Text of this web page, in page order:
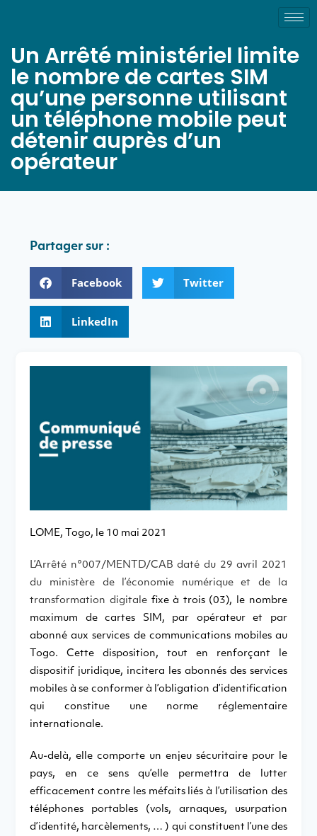
Un Arrêté ministériel limite
le nombre de cartes SIM
qu’une personne utilisant
un téléphone mobile peut
détenir auprès d’un
opérateur
Partager sur :
Facebook Twitter
LinkedIn
LOME, Togo, le 10 mai 2021
L’Arrêté n°007/MENTD/CAB daté du 29 avril 2021
du ministère de l’économie numérique et de la
transformation digitale fixe à trois (03), le nombre
maximum de cartes SIM, par opérateur et par
abonné aux services de communications mobiles au
Togo. Cette disposition, tout en renforçant le
dispositif juridique, incitera les abonnés des services
mobiles à se conformer à l’obligation d’identification
qui constitue une norme réglementaire
internationale.
Au-delà, elle comporte un enjeu sécuritaire pour le
pays, en ce sens qu’elle permettra de lutter
efficacement contre les méfaits liés à l’utilisation des
téléphones portables (vols, arnaques, usurpation
d’identité, harcèlements, … ) qui constituent l’une des